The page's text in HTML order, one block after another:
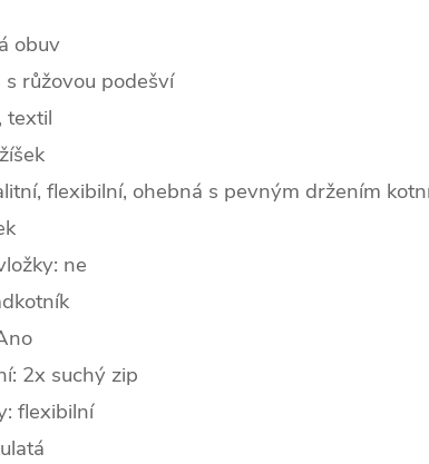
obuv
růžovou podešví
textil
flexibilní, ohebná s pevným držením
ne
2x suchý zip
flexibilní